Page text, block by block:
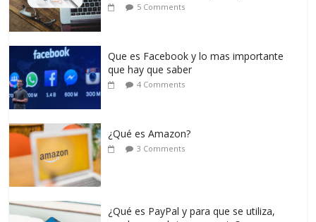
5 Comments
Que es Facebook y lo mas importante
que hay que saber
4 Comments
¿Qué es Amazon?
3 Comments
¿Qué es PayPal y para que se utiliza,